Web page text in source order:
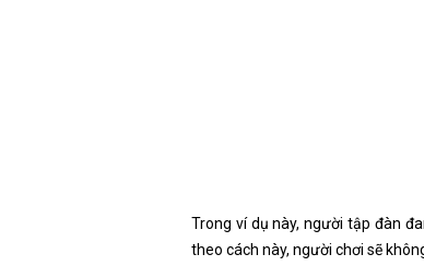
Trong ví dụ này, người tập đàn
theo cách này, người chơi sẽ